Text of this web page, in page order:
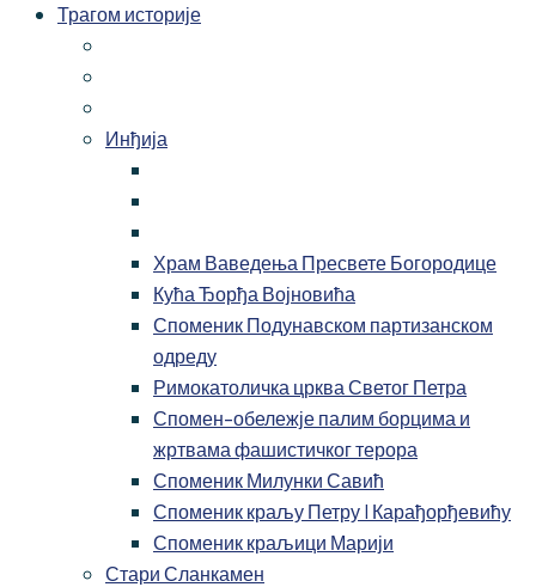
Трагом историје
Инђија
Храм Ваведења Пресвете Богородице
Кућа Ђорђа Војновића
Споменик Подунавском партизанском
одреду
Римокатоличка црква Светог Петра
Спомен-обележје палим борцима и
жртвама фашистичког терора
Споменик Милунки Савић
Споменик краљу Петру I Карађорђевићу
Споменик краљици Марији
Стари Сланкамен